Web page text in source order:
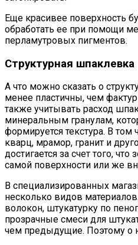
Еще красивее поверхность
обработать ее при помощи
перламутровых пигментов.
Структурная шпаклевка
А что можно сказать о
менее пластичны, чем
также учитывать расход
минеральным гранулам,
формируется текстура. В
кварц, мрамор, гранит и
достигается за счет того, что
самой поверхности или же
В специализированных
несколько видов
волокон, штукатурку по
прозрачные смеси для
чем предыдущие. Поэтому о